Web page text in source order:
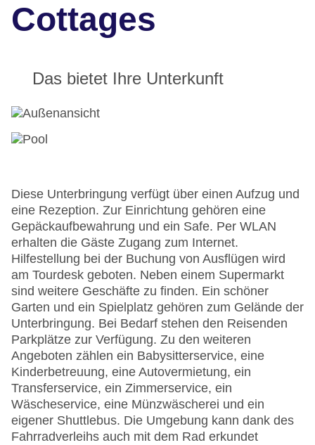
Cottages
Das bietet Ihre Unterkunft
Diese Unterbringung verfügt über einen Aufzug und
eine Rezeption. Zur Einrichtung gehören eine
Gepäckaufbewahrung und ein Safe. Per WLAN
erhalten die Gäste Zugang zum Internet.
Hilfestellung bei der Buchung von Ausflügen wird
am Tourdesk geboten. Neben einem Supermarkt
sind weitere Geschäfte zu finden. Ein schöner
Garten und ein Spielplatz gehören zum Gelände der
Unterbringung. Bei Bedarf stehen den Reisenden
Parkplätze zur Verfügung. Zu den weiteren
Angeboten zählen ein Babysitterservice, eine
Kinderbetreuung, eine Autovermietung, ein
Transferservice, ein Zimmerservice, ein
Wäscheservice, eine Münzwäscherei und ein
eigener Shuttlebus. Die Umgebung kann dank des
Fahrradverleihs auch mit dem Rad erkundet